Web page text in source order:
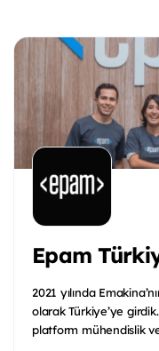
Epam
2021 yılında
olarak Türkiye’ye
platform mühendislik